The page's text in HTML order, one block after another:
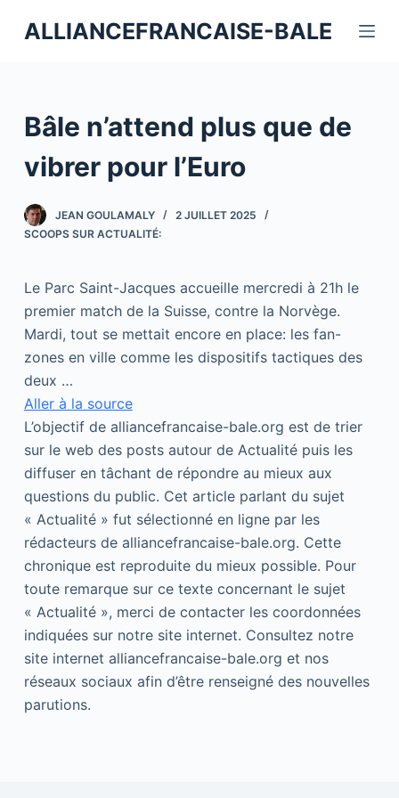
a
e
a
c
o
e
n
u
ALLIANCEFRANCAISE-BALE
Bâle n’attend plus que de
vibrer pour l’Euro
JEAN GOULAMALY
2 JUILLET 2025
SCOOPS SUR ACTUALITÉ:
Le Parc Saint-Jacques accueille mercredi à 21h le
premier match de la Suisse, contre la Norvège.
Mardi, tout se mettait encore en place: les fan-
zones en ville comme les dispositifs tactiques des
deux …
Aller à la source
L’objectif de alliancefrancaise-bale.org est de trier
sur le web des posts autour de Actualité puis les
diffuser en tâchant de répondre au mieux aux
questions du public. Cet article parlant du sujet
« Actualité » fut sélectionné en ligne par les
rédacteurs de alliancefrancaise-bale.org. Cette
chronique est reproduite du mieux possible. Pour
toute remarque sur ce texte concernant le sujet
« Actualité », merci de contacter les coordonnées
indiquées sur notre site internet. Consultez notre
site internet alliancefrancaise-bale.org et nos
réseaux sociaux afin d’être renseigné des nouvelles
parutions.